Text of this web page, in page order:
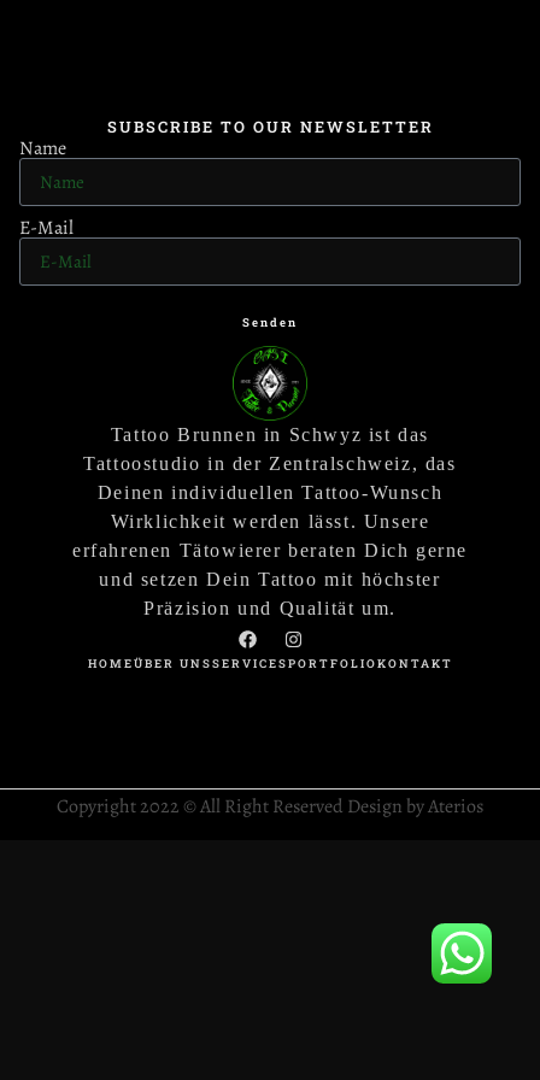
SUBSCRIBE TO OUR NEWSLETTER
Name
E-Mail
Senden
Tattoo Brunnen in Schwyz ist das
Tattoostudio in der Zentralschweiz, das
Deinen individuellen Tattoo-Wunsch
Wirklichkeit werden lässt. Unsere
erfahrenen Tätowierer beraten Dich gerne
und setzen Dein Tattoo mit höchster
Präzision und Qualität um.
HOMEÜBER UNSSERVICESPORTFOLIOKONTAKT
Copyright 2022 © All Right Reserved Design by Aterios